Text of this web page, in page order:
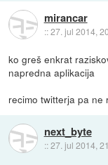
mirancar
::27. jul 2014,
ko greš enkrat
napredna aplikacija
recimo twitterja pa ne
next_byte
::27. jul 2014,